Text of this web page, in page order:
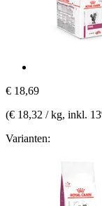
€ 18,69
(€ 18,32 / kg, inkl.
Varianten: